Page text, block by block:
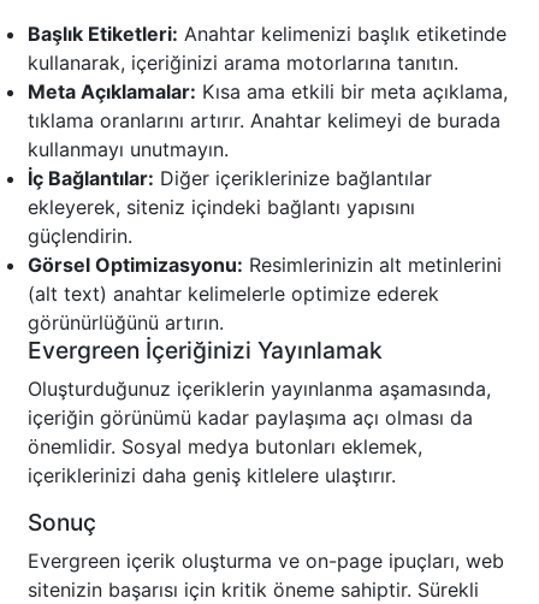
Başlık Etiketleri: Anahtar kelimenizi başlık etiketinde
kullanarak, içeriğinizi arama motorlarına tanıtın.
Meta Açıklamalar: Kısa ama etkili bir meta açıklama,
tıklama oranlarını artırır. Anahtar kelimeyi de burada
kullanmayı unutmayın.
İç Bağlantılar: Diğer içeriklerinize bağlantılar
ekleyerek, siteniz içindeki bağlantı yapısını
güçlendirin.
Görsel Optimizasyonu: Resimlerinizin alt metinlerini
(alt text) anahtar kelimelerle optimize ederek
görünürlüğünü artırın.
Evergreen İçeriğinizi Yayınlamak
Oluşturduğunuz içeriklerin yayınlanma aşamasında,
içeriğin görünümü kadar paylaşıma açı olması da
önemlidir. Sosyal medya butonları eklemek,
içeriklerinizi daha geniş kitlelere ulaştırır.
Sonuç
Evergreen içerik oluşturma ve on-page ipuçları, web
sitenizin başarısı için kritik öneme sahiptir. Sürekli